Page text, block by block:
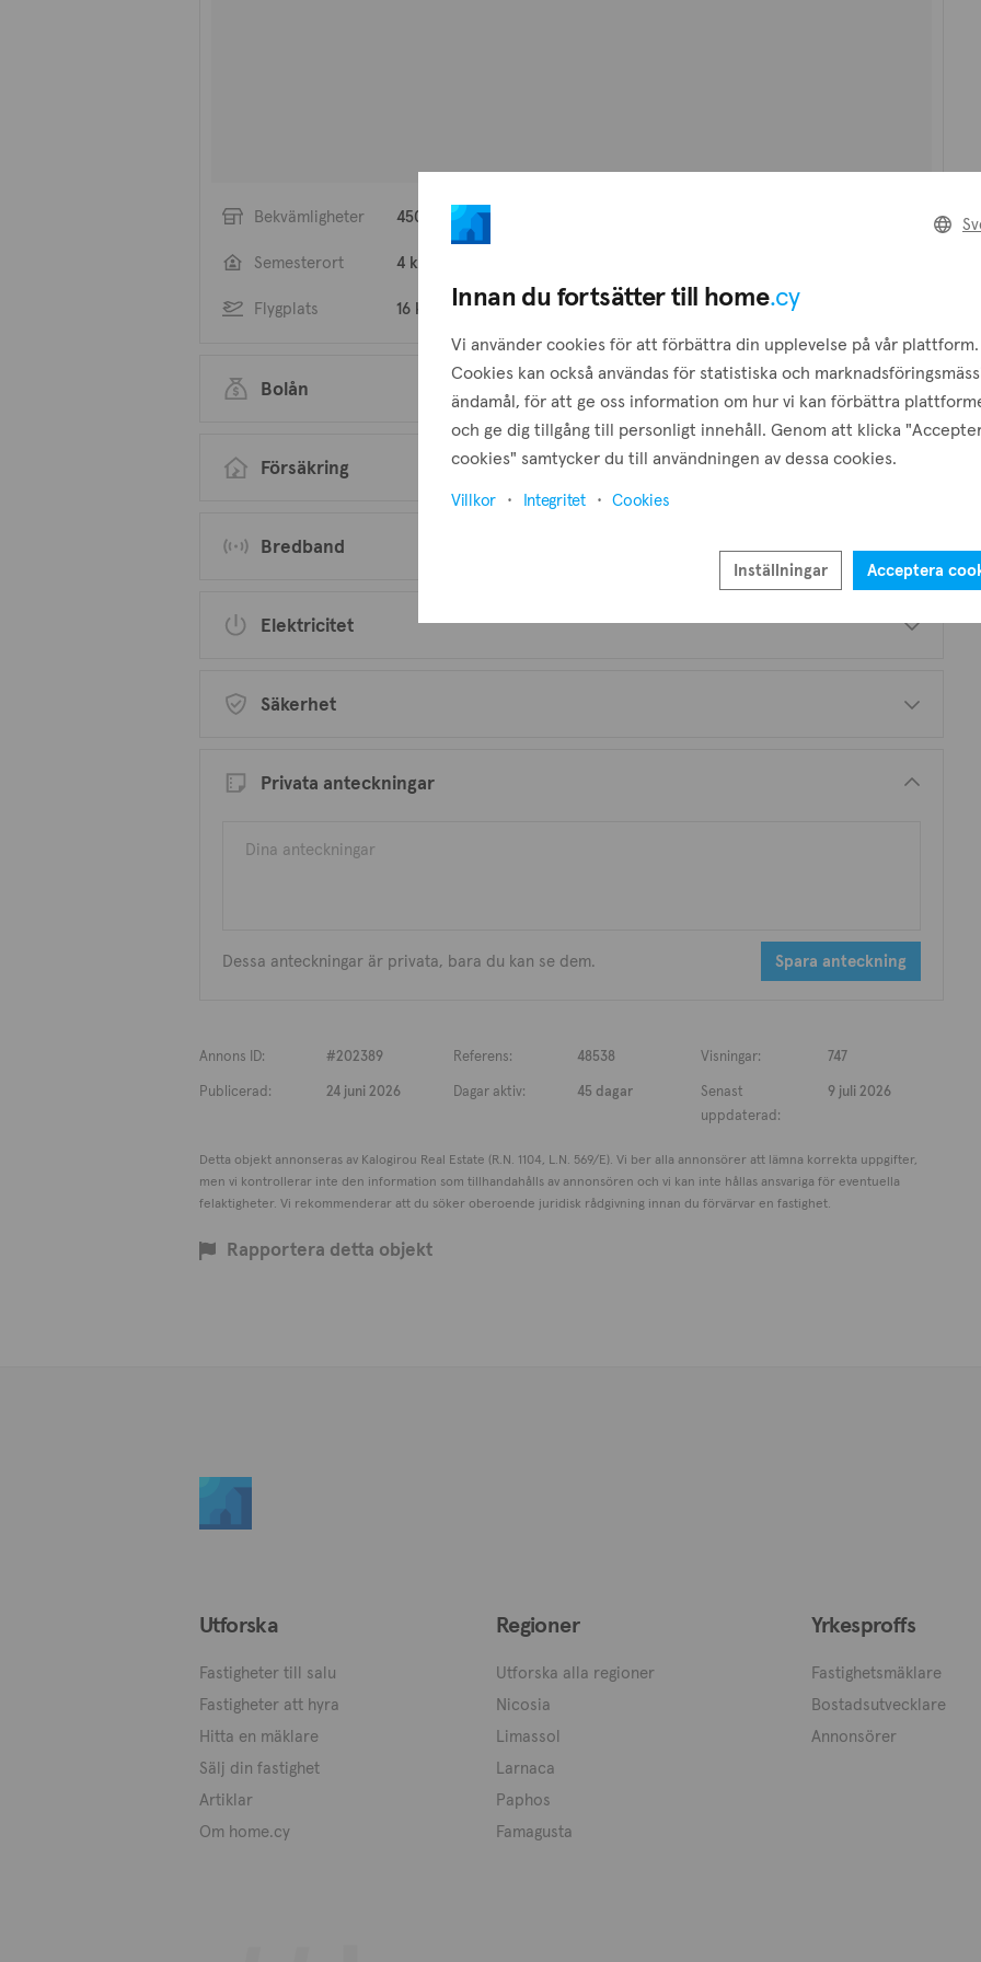
which is en-suite. Storage areas are also available,
This project also falls in the Government Revitalisation
Extra: Covered Veranda, Covered parking, Storage,
Provision for Photovoltaic system, Thermal Isolation
Bekvämligheter 450 m
Semesterort 4 km
Flygplats 16 km
Bolån
Försäkring
Bredband
Elektricitet
Säkerhet
Privata anteckningar
Dessa anteckningar är privata, bara du kan se dem. Spara anteckning
Annons ID: #202389 Referens: 48538 Visningar:
747
Publicerad:
24 juni 2026 Dagar aktiv: 45 dagar
Senast
uppdaterad:
9 juli 2026
Detta objekt annonseras av Kalogirou Real Estate (R.N. 1104, L.N. 569/E). Vi ber alla annonsörer att lämna korrekta uppgifter,
men vi kontrollerar inte den information som tillhandahålls av annonsören och vi kan inte hållas ansvariga för eventuella
felaktigheter. Vi rekommenderar att du söker oberoende juridisk rådgivning innan du förvärvar en fastighet.
Rapportera detta objekt
Utforska
Fastigheter till salu
Fastigheter att hyra
Hitta en mäklare
Sälj din fastighet
Artiklar
Om home.cy
Regioner
Utforska alla regioner
Nicosia
Limassol
Larnaca
Paphos
Famagusta
Yrkesproffs
Fastighetsmäklare
Bostadsutvecklare
Annonsörer
Innan du fortsätter till home.cy
Vi använder cookies för att förbättra din upplevelse på vår plattform.
Cookies kan också användas för statistiska och
ändamål, för att ge oss information om hur vi kan förbättra
och ge dig tillgång till personligt innehåll. Genom att klicka
cookies" samtycker du till användningen av dessa cookies.
Villkor Integritet Cookies
Inställningar Acceptera